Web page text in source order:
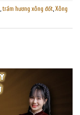
,trầm hương xông đốt,Xông